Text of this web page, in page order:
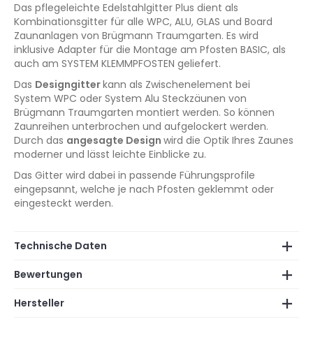
Das pflegeleichte Edelstahlgitter Plus dient als
Kombinationsgitter für alle WPC, ALU, GLAS und Board
Zaunanlagen von Brügmann Traumgarten. Es wird
inklusive Adapter für die Montage am Pfosten BASIC, als
auch am SYSTEM KLEMMPFOSTEN geliefert.
Das Designgitterkann als Zwischenelement bei
System WPC oder System Alu Steckzäunen von
Brügmann Traumgarten montiert werden. So können
Zaunreihen unterbrochen und aufgelockert werden.
Durch das angesagte Design wird die Optik Ihres Zaunes
moderner und lässt leichte Einblicke zu.
Das Gitter wird dabei in passende Führungsprofile
eingepsannt, welche je nach Pfosten geklemmt oder
eingesteckt werden.
Technische Daten
Bewertungen
Hersteller